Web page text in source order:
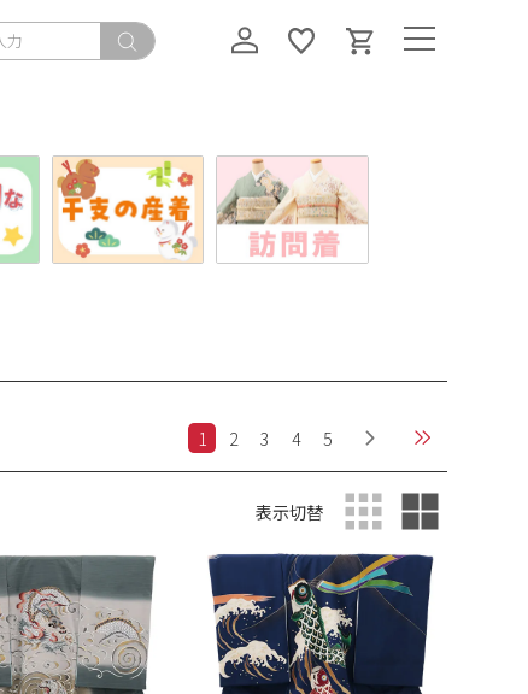
1 2 3 4 5
表示切替